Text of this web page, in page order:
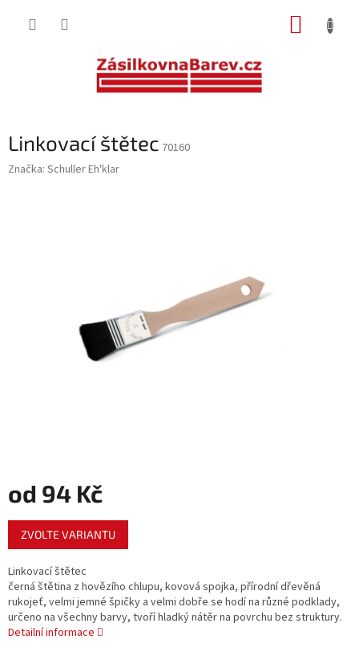
Linkovací štětec 70160
Značka: Schuller Eh'klar
od 94 Kč
Měrná
cena:
ZVOLTE VARIANTU
Linkovací štětec
černá štětina z hovězího chlupu, kovová spojka, přírodní dřevěná
rukojeť, velmi jemné špičky a velmi dobře se hodí na různé podklady,
určeno na všechny barvy, tvoří hladký nátěr na povrchu bez struktury.
Detailní informace